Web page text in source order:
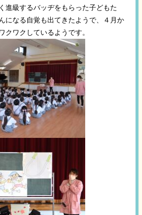
進級するバッヂをもらった子どもた
になる自覚も出てきたようで、４月か
クワクしているようです。